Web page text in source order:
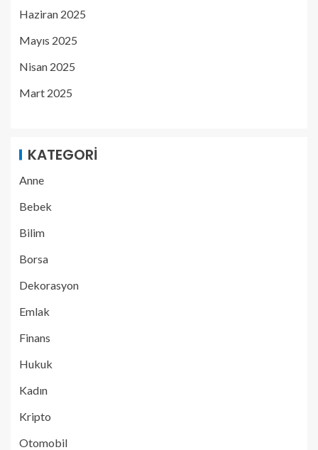
Haziran 2025
Mayıs 2025
Nisan 2025
Mart 2025
KATEGORI
Anne
Bebek
Bilim
Borsa
Dekorasyon
Emlak
Finans
Hukuk
Kadın
Kripto
Otomobil